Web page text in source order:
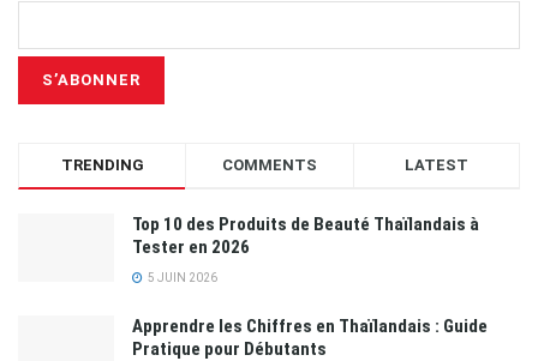
TRENDING COMMENTS LATEST
Top 10 des Produits de Beauté Thaïlandais à
Tester en 2026
5 JUIN 2026
Apprendre les Chiffres en Thaïlandais : Guide
Pratique pour Débutants